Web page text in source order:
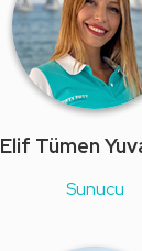
Elif Tümen
Sunucu